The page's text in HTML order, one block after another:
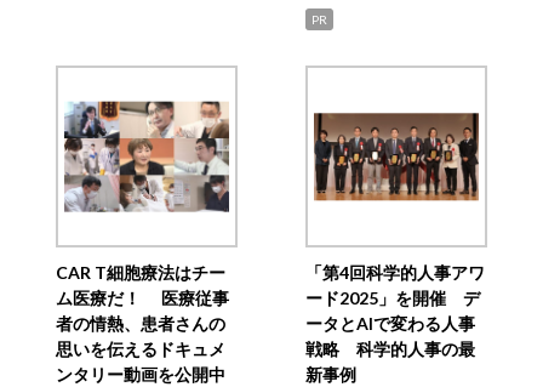
PR
CAR T細胞療法はチー
ム医療だ！ 医療従事
者の情熱、患者さんの
思いを伝えるドキュメ
ンタリー動画を公開中
「第4回科学的人事アワ
ード2025」を開催 デ
ータとAIで変わる人事
戦略 科学的人事の最
新事例